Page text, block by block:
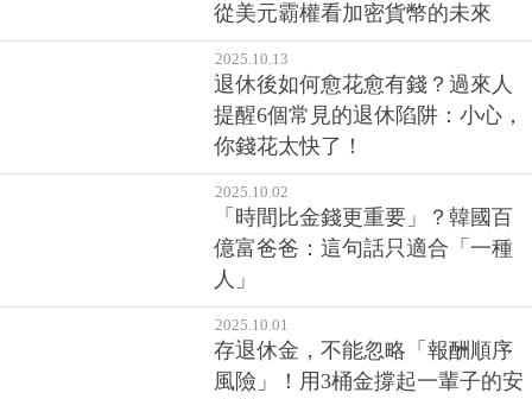
從美元霸權看加密貨幣的未來
2025.10.13
退休後如何愈花愈有錢？過來人
提醒6個常見的退休陷阱：小心，
你錢花太快了！
2025.10.02
「時間比金錢更重要」？韓國百
億富爸爸：這句話只適合「一種
人」
2025.10.01
存退休金，不能忽略「報酬順序
風險」！用3桶金撐起一輩子的安